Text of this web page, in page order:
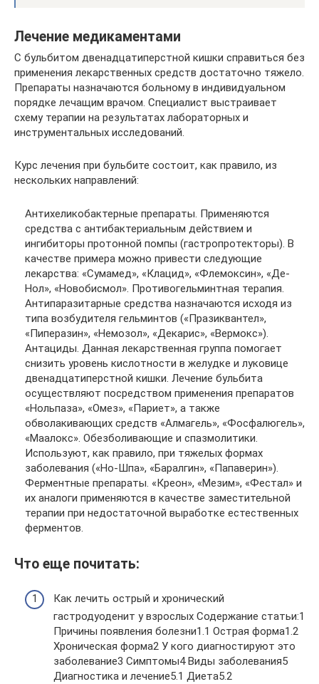
Лечение медикаментами
С бульбитом двенадцатиперстной кишки справиться без
применения лекарственных средств достаточно тяжело.
Препараты назначаются больному в индивидуальном
порядке лечащим врачом. Специалист выстраивает
схему терапии на результатах лабораторных и
инструментальных исследований.
Курс лечения при бульбите состоит, как правило, из
нескольких направлений:
Антихеликобактерные препараты. Применяются
средства с антибактериальным действием и
ингибиторы протонной помпы (гастропротекторы). В
качестве примера можно привести следующие
лекарства: «Сумамед», «Клацид», «Флемоксин», «Де-
Нол», «Новобисмол». Противогельминтная терапия.
Антипаразитарные средства назначаются исходя из
типа возбудителя гельминтов («Празиквантел»,
«Пиперазин», «Немозол», «Декарис», «Вермокс»).
Антациды. Данная лекарственная группа помогает
снизить уровень кислотности в желудке и луковице
двенадцатиперстной кишки. Лечение бульбита
осуществляют посредством применения препаратов
«Нольпаза», «Омез», «Париет», а также
обволакивающих средств «Алмагель», «Фосфалюгель»,
«Маалокс». Обезболивающие и спазмолитики.
Используют, как правило, при тяжелых формах
заболевания («Но-Шпа», «Баралгин», «Папаверин»).
Ферментные препараты. «Креон», «Мезим», «Фестал» и
их аналоги применяются в качестве заместительной
терапии при недостаточной выработке естественных
ферментов.
Что еще почитать:
Как лечить острый и хронический
гастродуоденит у взрослых Cодержание статьи:1
Причины появления болезни1.1 Острая форма1.2
Хроническая форма2 У кого диагностируют это
заболевание3 Симптомы4 Виды заболевания5
Диагностика и лечение5.1 Диета5.2